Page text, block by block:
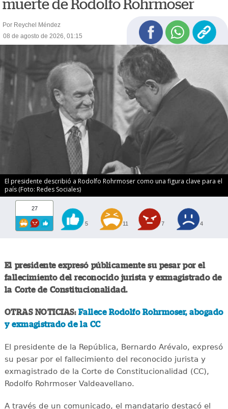
muerte de Rodolfo Rohrmoser
Por Reychel Méndez
08 de agosto de 2026, 01:15
El presidente describió a Rodolfo Rohrmoser como una figura clave para el
país (Foto: Redes Sociales)
27
5 11 7 4
El presidente expresó públicamente su pesar por el
fallecimiento del reconocido jurista y exmagistrado de
la Corte de Constitucionalidad.
OTRAS NOTICIAS: Fallece Rodolfo Rohrmoser, abogado
y exmagistrado de la CC
El presidente de la República, Bernardo Arévalo, expresó
su pesar por el fallecimiento del reconocido jurista y
exmagistrado de la Corte de Constitucionalidad (CC),
Rodolfo Rohrmoser Valdeavellano.
A través de un comunicado, el mandatario destacó el